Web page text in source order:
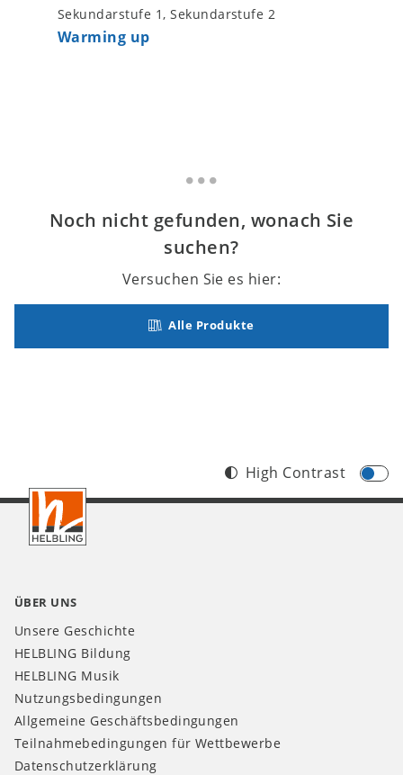
Sekundarstufe 1, Sekundarstufe 2
Warming up
Noch nicht gefunden, wonach Sie
suchen?
Versuchen Sie es hier:
Alle Produkte
Footer
AT
High Contrast
ÜBER UNS
Unsere Geschichte
HELBLING Bildung
HELBLING Musik
Nutzungsbedingungen
Allgemeine Geschäftsbedingungen
Teilnahmebedingungen für Wettbewerbe
Datenschutzerklärung